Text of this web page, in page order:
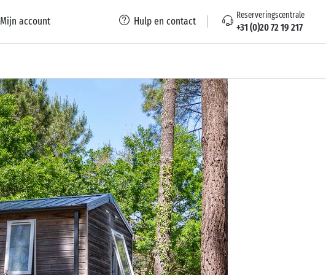
Mijn account Hulp en contact Reserveringscentrale
+31 (0)20 72 19 217